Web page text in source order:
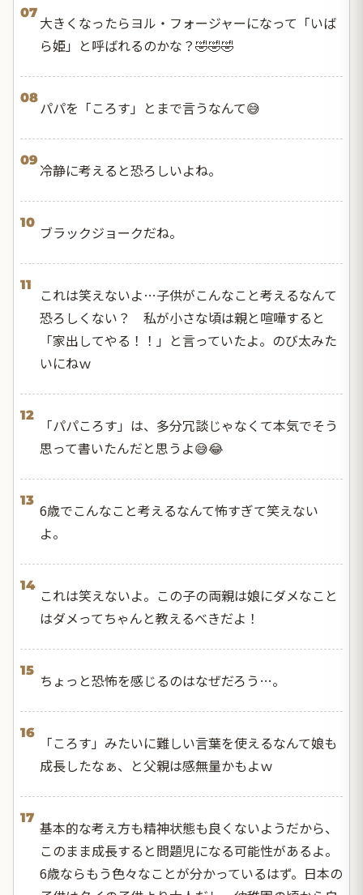
07
大きくなったらヨル・フォージャーになって「いば
ら姫」と呼ばれるのかな？🤣🤣🤣
08
パパを「ころす」とまで言うなんて😅
09
冷静に考えると恐ろしいよね。
10
ブラックジョークだね。
11
これは笑えないよ…子供がこんなこと考えるなんて
恐ろしくない？ 私が小さな頃は親と喧嘩すると
「家出してやる！！」と言っていたよ。のび太みた
いにねｗ
12
「パパころす」は、多分冗談じゃなくて本気でそう
思って書いたんだと思うよ😅😂
13
6歳でこんなこと考えるなんて怖すぎて笑えない
よ。
14
これは笑えないよ。この子の両親は娘にダメなこと
はダメってちゃんと教えるべきだよ！
15
ちょっと恐怖を感じるのはなぜだろう…。
16
「ころす」みたいに難しい言葉を使えるなんて娘も
成長したなぁ、と父親は感無量かもよｗ
17
基本的な考え方も精神状態も良くないようだから、
このまま成長すると問題児になる可能性があるよ。
6歳ならもう色々なことが分かっているはず。日本の